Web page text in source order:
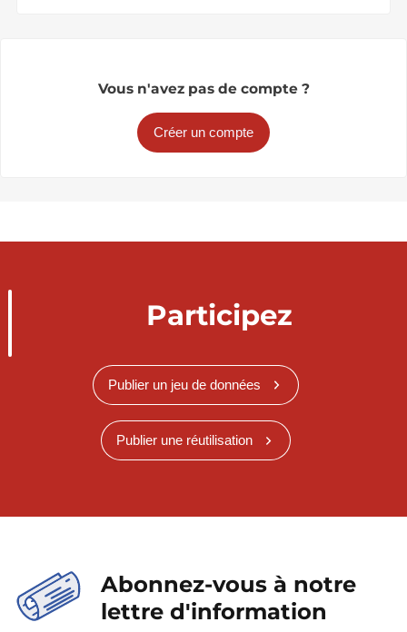
Vous n'avez pas de compte ?
Créer un compte
Participez
Publier un jeu de données
Publier une réutilisation
Abonnez-vous à notre
lettre d'information